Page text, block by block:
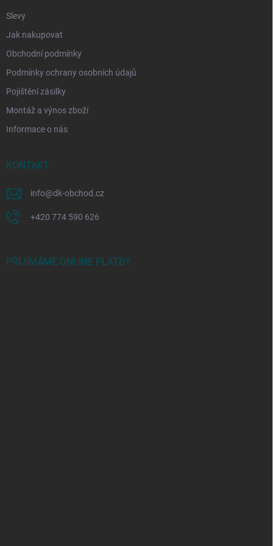
Slevy
Jak nakupovat
Obchodní podmínky
Podmínky ochrany osobních údajů
Pojištění zásilky
Montáž a výnos zboží
Informace o nás
KONTAKT
info@dk-obchod.cz
+420 774 590 626
PŘIJÍMÁME ONLINE PLATBY